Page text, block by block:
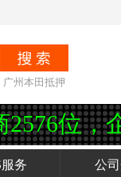
广州本田抵押
企业
务 公